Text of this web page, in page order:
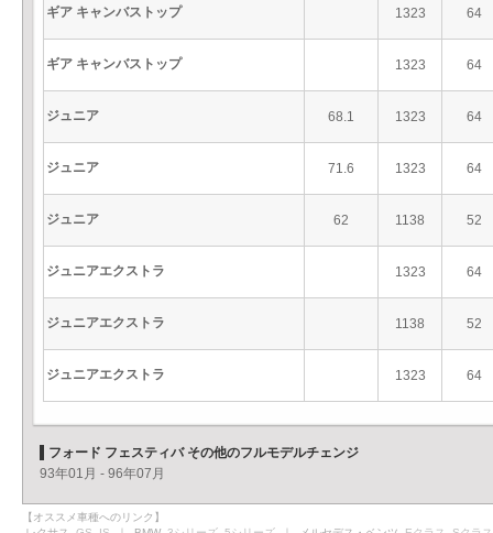
ギア キャンバストップ 1323 64
ギア キャンバストップ 1323 64
ジュニア 68.1 1323 64
ジュニア 71.6 1323 64
ジュニア 62 1138 52
ジュニアエクストラ 1323 64
ジュニアエクストラ 1138 52
ジュニアエクストラ 1323 64
フォード フェスティバ その他のフルモデルチェンジ
93年01月 - 96年07月
【オススメ車種へのリンク】